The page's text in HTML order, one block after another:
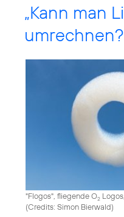
„Kann man
"Flogos", fliegende O2
(Credits: Simon Bierwald)